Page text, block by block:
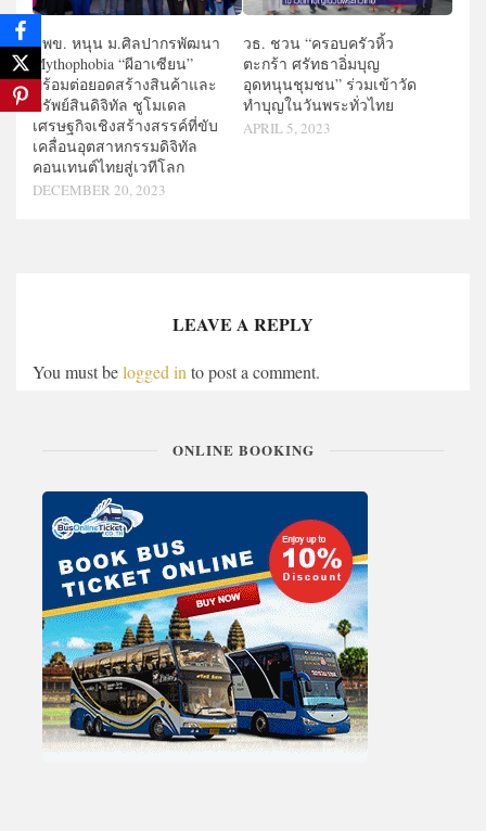
บพข. หนุน ม.ศิลปากรพัฒนา
Mythophobia “ผีอาเซียน”
พร้อมต่อยอดสร้างสินค้าและ
ทรัพย์สินดิจิทัล ชูโมเดล
เศรษฐกิจเชิงสร้างสรรค์ที่ขับ
เคลื่อนอุตสาหกรรมดิจิทัล
คอนเทนต์ไทยสู่เวทีโลก
DECEMBER 20, 2023
วธ. ชวน “ครอบครัวหิ้ว
ตะกร้า ศรัทธาอิ่มบุญ
อุดหนุนชุมชน” ร่วมเข้าวัด
ทำบุญในวันพระทั่วไทย
APRIL 5, 2023
LEAVE A REPLY
You must belogged into post a comment.
ONLINE BOOKING